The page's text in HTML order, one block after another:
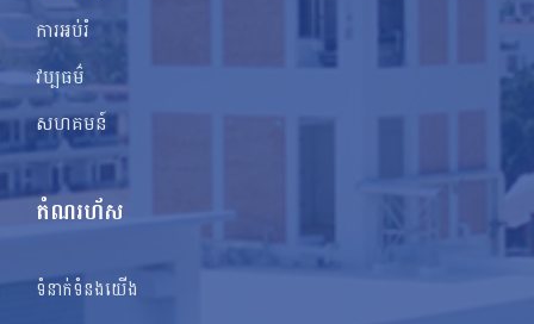
ការអប់រំ
វប្បធម៌
សហគមន៍
តំណរហ័ស
ទំនាក់ទំនងយើង